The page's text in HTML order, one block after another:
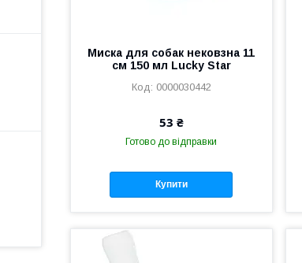
Миска для собак нековзна 11
см 150 мл Lucky Star
0000030442
53 ₴
Готово до відправки
Купити